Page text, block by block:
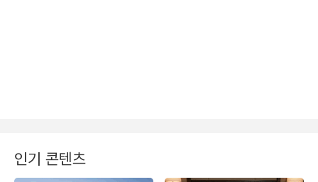
인기 콘텐츠